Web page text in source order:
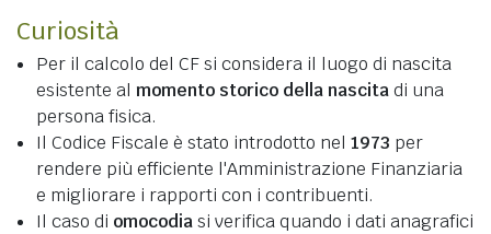
Curiosità
Per il calcolo del CF si considera il luogo di nascita
esistente al momento storico della nascitadi una
persona fisica.
Il Codice Fiscale è stato introdotto nel 1973 per
rendere più efficiente l'Amministrazione Finanziaria
e migliorare i rapporti con i contribuenti.
Il caso di omocodiasi verifica quando i dati anagrafici